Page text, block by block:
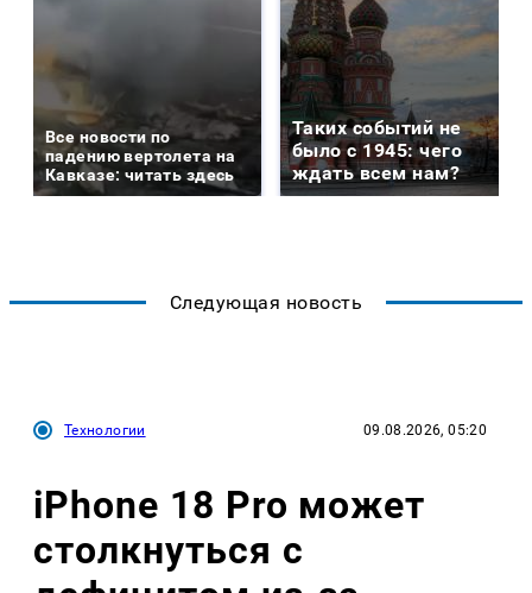
Все новости по
падению вертолета на
Кавказе: читать здесь
Таких событий не
было с 1945: чего
ждать всем нам?
Следующая новость
Технологии 09.08.2026, 05:20
iPhone 18 Pro может
столкнуться с